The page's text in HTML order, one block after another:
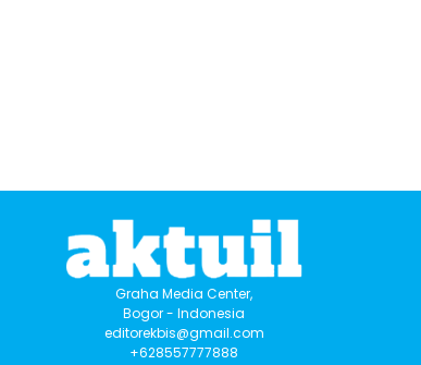
Graha Media Center,
Bogor - Indonesia
editorekbis@gmail.com
+628557777888